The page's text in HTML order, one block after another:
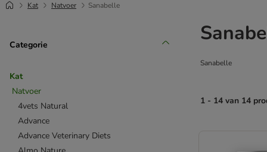
Kat Natvoer Sanabelle
Categorie
Kat
Natvoer
4vets Natural
Advance
Advance Veterinary Diets
Sanabelle
1 - 14 van 14